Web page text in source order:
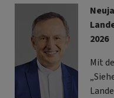
2026
Mit